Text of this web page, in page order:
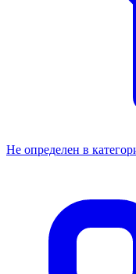
Не определен в